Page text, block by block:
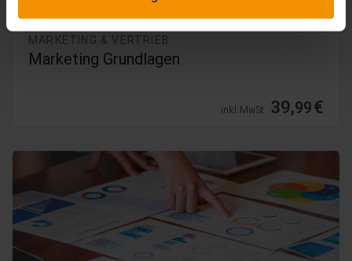
MARKETING & VERTRIEB
Marketing Grundlagen
inkl. MwSt. 39,99€